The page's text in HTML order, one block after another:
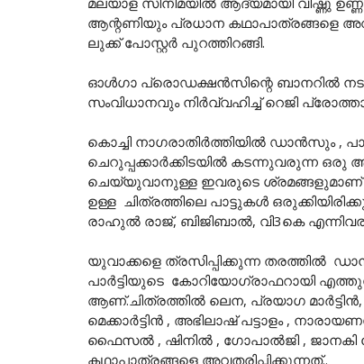
ആന്റണിയും പ്രധാന കഥാപാത്രങ്ങളെ
ലുക്ക് പോസ്റ്റർ പുറത്തിറങ്ങി.
ഓൾഗാ പ്രൊഡക്ഷൻസിന്റെ ബാനറിൽ
സംവിധാനവും നിർവ്വഹിച്ച് റെജി
കൊച്ചി നാഗരാതിർത്തിയിൽ ഡാൻസും ,
ചെറുപ്പക്കാർക്കിടയിൽ കടന്നുവരുന്ന
ചെയ്യുവാനുള്ള ഇവരുടെ ശ്രമങ്ങളുമാണ്
ഉള്ള ചിത്രത്തിലെ പാട്ടുകൾ
രാഹുൽ രാജ്, ബിജിബാൽ, വി3കെ
യുവാക്കളെ ത്രസിപ്പിക്കുന്ന തരത്തിൽ
പാർട്ടിയുടെ കോറിയോഗ്രാഫറായി
ആണ്.ചിത്രത്തിൽ ലെന, പ്രയാഗ
മെക്കാർട്ടിൻ , അഭിലാഷ് പട്ടാളം ,
ഫൈസൽ , ഷിനിൽ , ഗോപാൽജി , ജാനകി
കഥാപാത്രങ്ങളെ അവതരിപ്പിക്കുന്നത്..